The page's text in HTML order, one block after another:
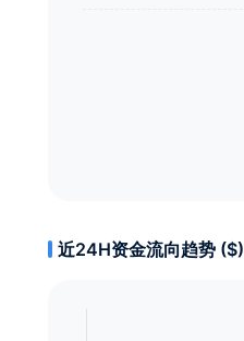
近24H资金流向趋势 ($)